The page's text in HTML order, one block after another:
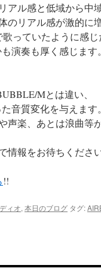
アル感と低域から中
リアル感が激的に増
歌っていたように感
演奏も厚く感じます。
Mとは違い、
音質変化を与えます。
声楽、あとは浪曲等
情報をお待ちくださ
!!
ィオ, 本日のブログ タグ: